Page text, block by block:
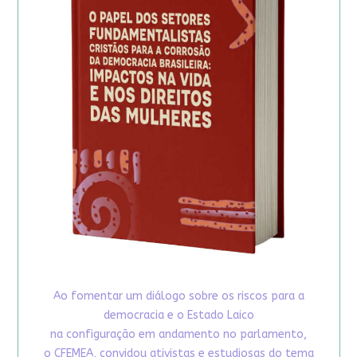
Ao fomentar um diálogo sobre os riscos para a
democracia e o Estado Laico
na configuração em andamento no parlamento,
o CFEMEA, convidou ativistas e estudiosas do tema